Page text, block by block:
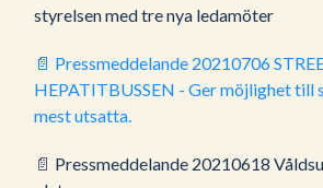
styrelsen med tre nya ledamöter
📄 Pressmeddelande 20210706
HEPATITBUSSEN - Ger möjlighet till
mest utsatta.
📄 Pressmeddelande 20210618